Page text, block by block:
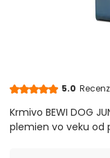
Bez obilnín
5.0
Krmivo BEWI DOG
plemien vo veku od